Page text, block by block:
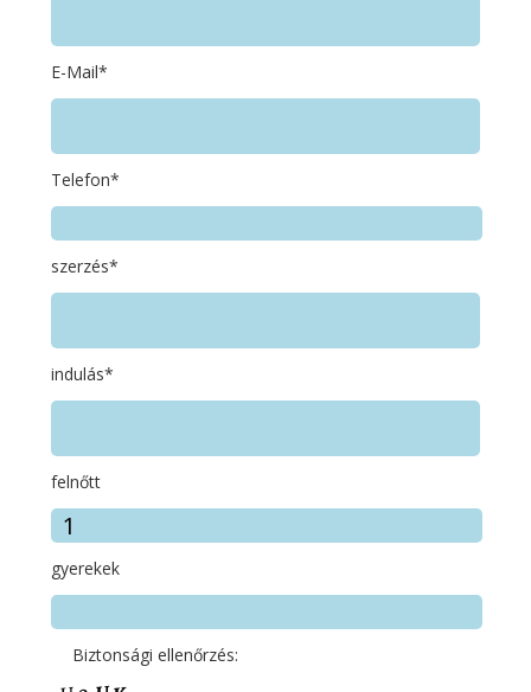
E-Mail*
Telefon*
szerzés*
indulás*
felnőtt
gyerekek
Biztonsági ellenőrzés: